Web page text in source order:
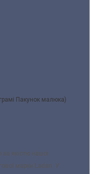
Пакунок малюка)
якістю нашої
марки Ladan. У